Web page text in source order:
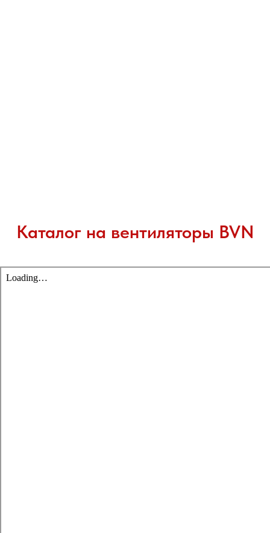
Каталог на вентиляторы BVN